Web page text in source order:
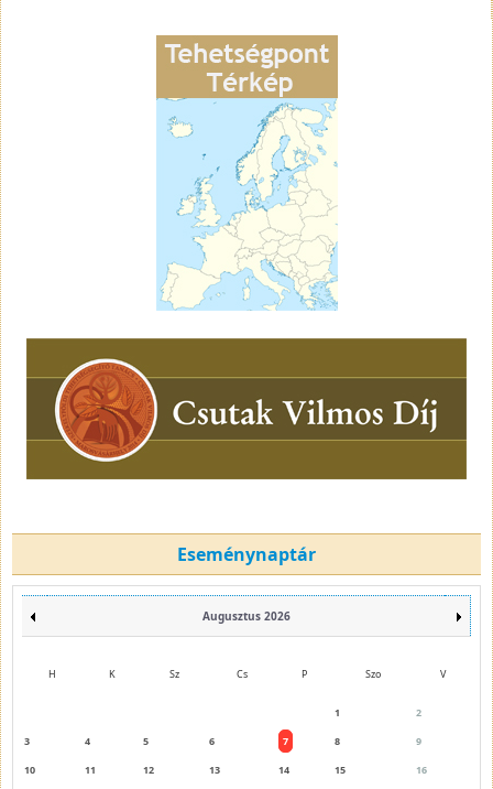
Eseménynaptár
Augusztus 2026
H K Sz Cs P Szo V
1
2
3
4 5 6 7 8
9
10
11 12 13 14 15
16